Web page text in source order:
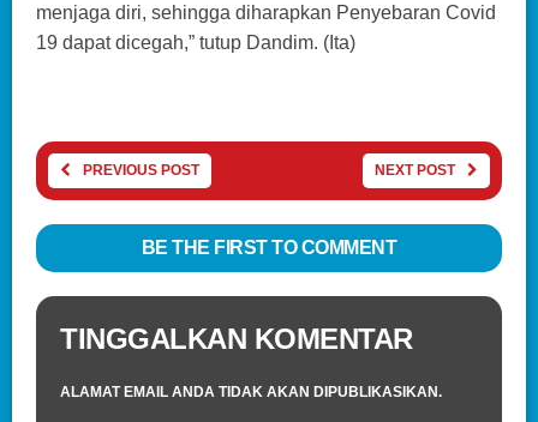
menjaga diri, sehingga diharapkan Penyebaran Covid
19 dapat dicegah,” tutup Dandim. (Ita)
PREVIOUS POST NEXT POST
BE THE FIRST TO COMMENT
TINGGALKAN KOMENTAR
ALAMAT EMAIL ANDA TIDAK AKAN DIPUBLIKASIKAN.